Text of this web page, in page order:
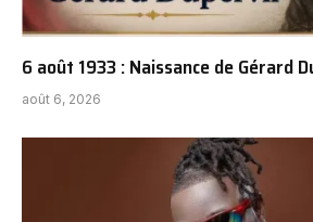
6 août 1933 : Naissance de Gérard
août 6, 2026